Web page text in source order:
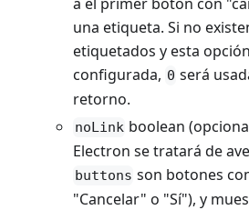
una etiqueta. Si no
etiquetados y esta
configurada, 0 será
retorno.
noLink boolean
Electron se tratará de
buttons son botones
"Cancelar" o "Sí"), y